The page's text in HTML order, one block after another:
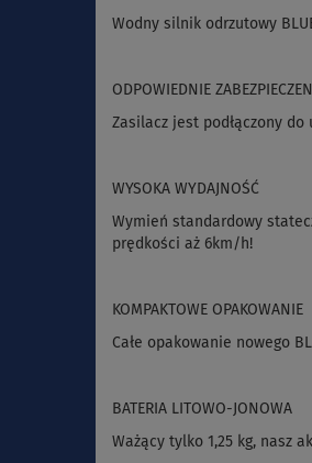
Wodny silnik odrzutowy
ODPOWIEDNIE
Zasilacz jest podłączony
WYSOKA WYDAJNOŚĆ
Wymień standardowy
prędkości aż 6km/h!
KOMPAKTOWE OPAKOWANIE
Całe opakowanie nowego
BATERIA LITOWO-JONOWA
Ważący tylko 1,25 kg, nasz